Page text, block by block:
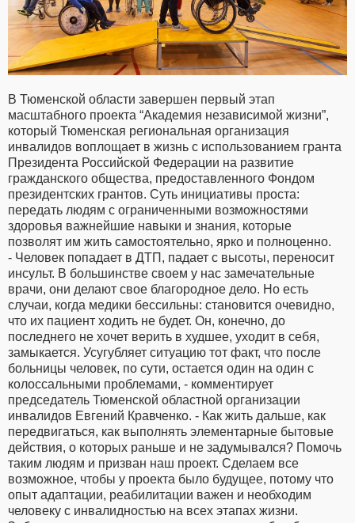
В Тюменской области завершен первый этап
масштабного проекта “Академия независимой жизни”,
который Тюменская региональная организация
инвалидов воплощает в жизнь с использованием гранта
Президента Российской Федерации на развитие
гражданского общества, предоставленного Фондом
президентских грантов. Суть инициативы проста:
передать людям с ограниченными возможностями
здоровья важнейшие навыки и знания, которые
позволят им жить самостоятельно, ярко и полноценно.
- Человек попадает в ДТП, падает с высоты, переносит
инсульт. В большинстве своем у нас замечательные
врачи, они делают свое благородное дело. Но есть
случаи, когда медики бессильны: становится очевидно,
что их пациент ходить не будет. Он, конечно, до
последнего не хочет верить в худшее, уходит в себя,
замыкается. Усугубляет ситуацию тот факт, что после
больницы человек, по сути, остается один на один с
колоссальными проблемами, - комментирует
председатель Тюменской областной организации
инвалидов Евгений Кравченко. - Как жить дальше, как
передвигаться, как выполнять элементарные бытовые
действия, о которых раньше и не задумывался? Помочь
таким людям и призван наш проект. Сделаем все
возможное, чтобы у проекта было будущее, потому что
опыт адаптации, реабилитации важен и необходим
человеку с инвалидностью на всех этапах жизни.